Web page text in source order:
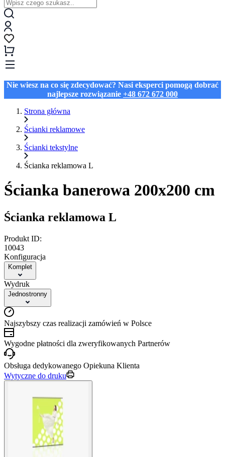
Nie wiesz na co się zdecydować? Nasi eksperci pomogą dobrać
najlepsze rozwiązanie +48 672 672 000
Strona główna
Ścianki reklamowe
Ścianki tekstylne
Ścianka reklamowa L
Ścianka banerowa 200x200 cm
Ścianka reklamowa L
Produkt ID:
10043
Konfiguracja
Komplet
Wydruk
Jednostronny
Najszybszy czas realizacji zamówień w Polsce
Wygodne płatności dla zweryfikowanych Partnerów
Obsługa dedykowanego Opiekuna Klienta
Wytyczne do druku